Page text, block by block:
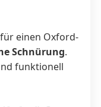
einen Oxford-
Schnürung.
funktionell